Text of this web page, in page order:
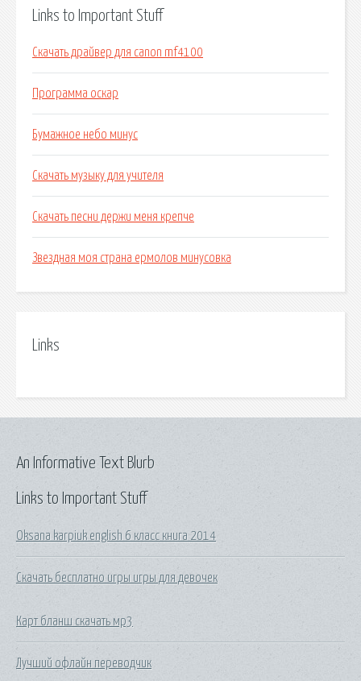
Links to Important Stuff
Скачать драйвер для canon mf4100
Программа оскар
Бумажное небо минус
Скачать музыку для учителя
Скачать песни держи меня крепче
Звездная моя страна ермолов минусовка
Links
Links to Important Stuff
Oksana karpiuk english 6 класс книга 2014
Скачать бесплатно игры игры для девочек
Карт бланш скачать мр3
Лучший офлайн переводчик
An Informative Text Blurb